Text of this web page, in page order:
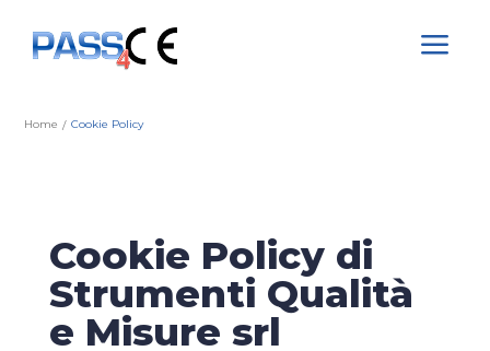
a
Home / Cookie Policy
Cookie Policy di
Strumenti Qualità
e Misure srl